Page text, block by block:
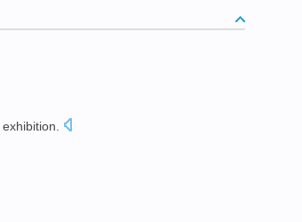
exhibition